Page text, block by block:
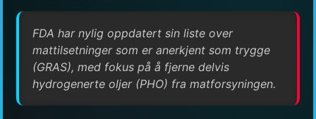
FDA har nylig oppdatert sin liste over
mattilsetninger som er anerkjent som trygge
(GRAS), med fokus på å fjerne delvis
hydrogenerte oljer (PHO) fra matforsyningen.